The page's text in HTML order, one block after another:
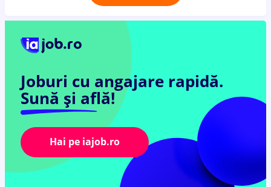
Joburi cu angajare rapidă.
Sună și află!
Hai pe iajob.ro